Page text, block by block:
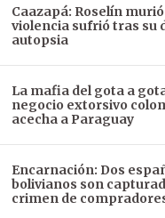
Caazapá: Roselín
violencia sufrió tras su
autopsia
La mafia del gota a
negocio extorsivo
acecha a Paraguay
Encarnación: Dos
bolivianos son
crimen de